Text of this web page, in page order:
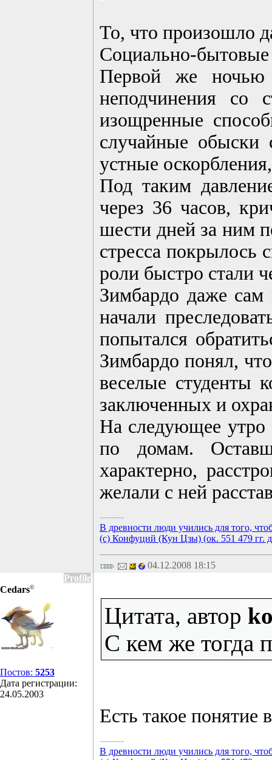
То, что произошло
Социально-
Первой же ночью
неподчинения со
изощренные
случайные обыски
устные
Под таким
через 36 часов,
шести дней за ним
стресса покрылось
роли быстро стали
Зимбардо даже сам
начали
попытался
Зимбардо понял,
веселые студенты
заключенных и
На следующее утро
по домам.
характерно,
желали с ней
--------
В древности люди учились для того,
(с) Конфуций (Кун Цзы) (ок. 551 479 гг.
04.12.2008 18:15
Profile
Cedars©
Постов: 5253
Дата регистрации:
24.05.2003
Цитата, автор
С кем же тогда
Есть такое понятие
--------
В древности люди учились для того,